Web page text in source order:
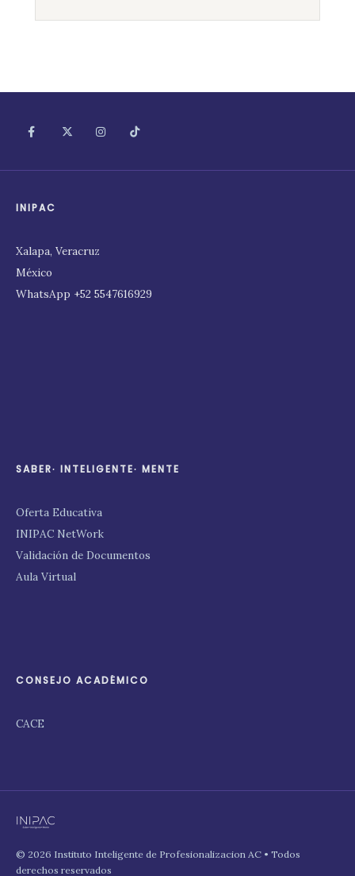
INIPAC
Xalapa, Veracruz
México
WhatsApp +52 5547616929
SABER∙ INTELIGENTE∙ MENTE
Oferta Educativa
INIPAC NetWork
Validación de Documentos
Aula Virtual
CONSEJO ACADÉMICO
CACE
© 2026 Instituto Inteligente de Profesionalizacion AC • Todos
derechos reservados